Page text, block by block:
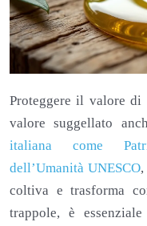
Proteggere il valore di
valore suggellato
italiana come
dell’Umanità UNESCO,
coltiva e trasforma
trappole, è